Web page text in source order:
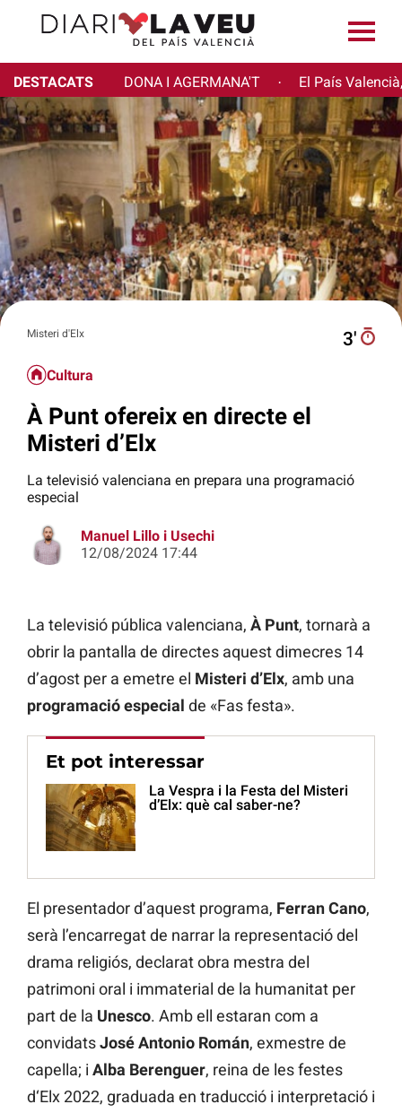
DESTACATS DONA I AGERMANA'T · El País
Misteri d'Elx 3′
Cultura
À Punt ofereix en directe el
Misteri d’Elx
La televisió valenciana en prepara una programació
especial
Manuel Lillo i Usechi
12/08/2024 17:44
La televisió pública valenciana, À Punt, tornarà a
obrir la pantalla de directes aquest dimecres 14
d’agost per a emetre el Misteri d’Elx, amb una
programació especial de «Fas festa».
Et pot interessar
La Vespra i la Festa del Misteri
d’Elx: què cal saber-ne?
El presentador d’aquest programa, Ferran Cano,
serà l’encarregat de narrar la representació del
drama religiós, declarat obra mestra del
patrimoni oral i immaterial de la humanitat per
part de la Unesco. Amb ell estaran com a
convidatsJosé Antonio Román, exmestre de
capella; i Alba Berenguer, reina de les festes
d‘Elx 2022, graduada en traducció i interpretació i